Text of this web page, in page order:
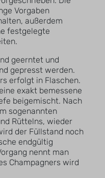
Vorgaben
außerdem
festgelegte
geerntet und
gepresst werden.
erfolgt in Flaschen.
exakt bemessene
beigemischt. Nach
sogenannten
Rüttelns, wieder
der Füllstand noch
endgültig
nennt man
Champagners wird